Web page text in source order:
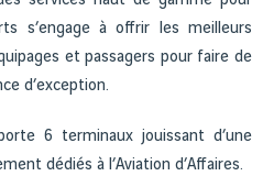
s’engage à offrir les meilleurs
et passagers pour faire de
d’exception.
6 terminaux jouissant d’une
dédiés à l’Aviation d’Affaires.